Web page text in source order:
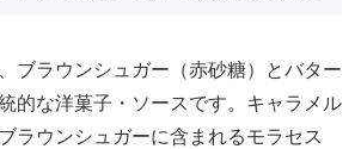
ブラウンシュガー（赤砂糖）とバター
的な洋菓子・ソースです。キャラメル
ラウンシュガーに含まれるモラセス